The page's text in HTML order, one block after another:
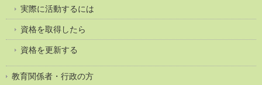
実際に活動するには
資格を取得したら
資格を更新する
教育関係者・行政の方